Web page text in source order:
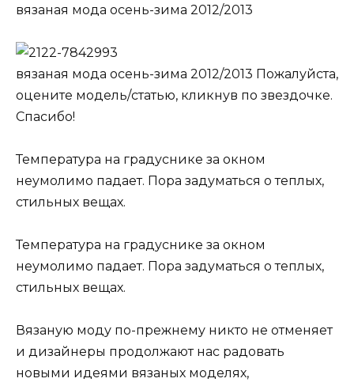
вязаная мода осень-зима 2012/2013
вязаная мода осень-зима 2012/2013 Пожалуйста,
оцените модель/статью, кликнув по звездочке.
Спасибо!
Температура на градуснике за окном
неумолимо падает. Пора задуматься о теплых,
стильных вещах.
Температура на градуснике за окном
неумолимо падает. Пора задуматься о теплых,
стильных вещах.
Вязаную моду по-прежнему никто не отменяет
и дизайнеры продолжают нас радовать
новыми идеями вязаных моделях,